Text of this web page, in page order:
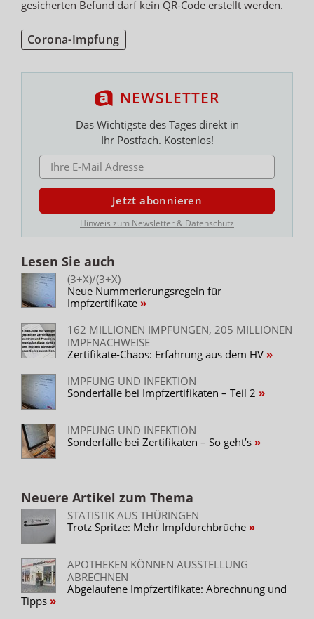
gesicherten Befund darf kein QR-Code erstellt werden.
Corona-Impfung
NEWSLETTER
Das Wichtigste des Tages direkt in
Ihr Postfach. Kostenlos!
E-MAIL ADRESSE
Jetzt abonnieren
Hinweis zum Newsletter & Datenschutz
Lesen Sie auch
(3+X)/(3+X)
Neue Nummerierungsregeln für
Impfzertifikate
162 MILLIONEN IMPFUNGEN, 205 MILLIONEN
IMPFNACHWEISE
Zertifikate-Chaos: Erfahrung aus dem HV
IMPFUNG UND INFEKTION
Sonderfälle bei Impfzertifikaten – Teil 2
IMPFUNG UND INFEKTION
Sonderfälle bei Zertifikaten – So geht’s
Neuere Artikel zum Thema
STATISTIK AUS THÜRINGEN
Trotz Spritze: Mehr Impfdurchbrüche
APOTHEKEN KÖNNEN AUSSTELLUNG
ABRECHNEN
Abgelaufene Impfzertifikate: Abrechnung und
Tipps